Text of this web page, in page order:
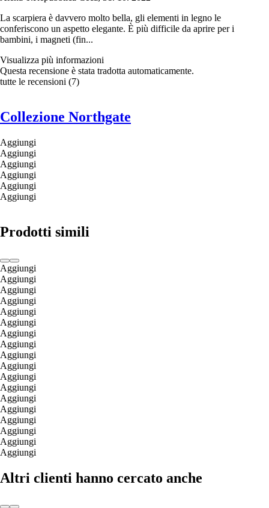
La scarpiera è davvero molto bella, gli elementi in legno le
conferiscono un aspetto elegante. È più difficile da aprire per i
bambini, i magneti (fin...
Visualizza più informazioni
Questa recensione è stata tradotta automaticamente.
tutte le recensioni (7)
Collezione Northgate
Aggiungi
Aggiungi
Aggiungi
Aggiungi
Aggiungi
Aggiungi
Prodotti simili
Aggiungi
Aggiungi
Aggiungi
Aggiungi
Aggiungi
Aggiungi
Aggiungi
Aggiungi
Aggiungi
Aggiungi
Aggiungi
Aggiungi
Aggiungi
Aggiungi
Aggiungi
Aggiungi
Aggiungi
Aggiungi
Altri clienti hanno cercato anche